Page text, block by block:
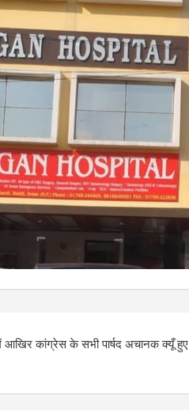
आखिर कांग्रेस के सभी पार्षद अचानक क्यूँ हुए